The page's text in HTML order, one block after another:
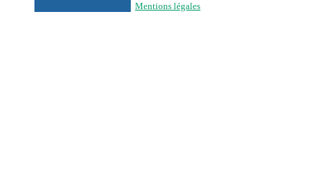
Mentions légales